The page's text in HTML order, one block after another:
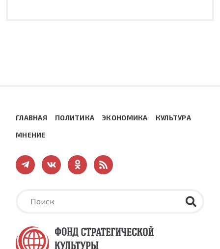
ГЛАВНАЯ ПОЛИТИКА ЭКОНОМИКА КУЛЬТУРА
МНЕНИЕ